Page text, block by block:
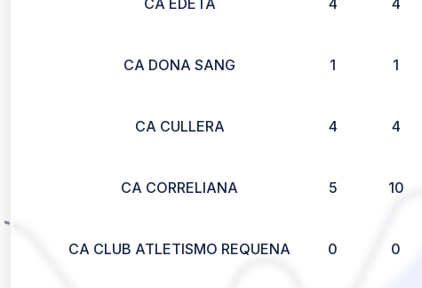
CA EDETA 4 4
CA DONA SANG 1 1
CA CULLERA 4 4
CA CORRELIANA 5 10
CA CLUB ATLETISMO REQUENA 0 0